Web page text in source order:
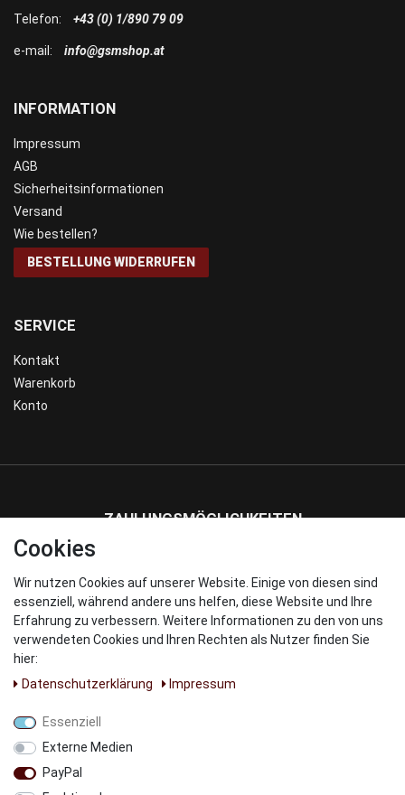
SERVICE
Kontakt
Warenkorb
Konto
INFORMATION
Impressum
AGB
Sicherheitsinformationen
Versand
Wie bestellen?
BESTELLUNG WIDERRUFEN
Telefon: +43 (0) 1/890 79 09
e-mail: info@gsmshop.at
ZAHLUNGSMÖGLICHKEITEN
WIR VERSENDEN MIT
Cookies
Wir nutzen Cookies auf unserer Website. Einige von diesen sind
essenziell, während andere uns helfen, diese Website und Ihre
Erfahrung zu verbessern. Weitere Informationen zu den von uns
verwendeten Cookies und Ihren Rechten als Nutzer finden Sie
hier:
Daten­schutz­erklärung
Impressum
Essenziell
Externe Medien
PayPal